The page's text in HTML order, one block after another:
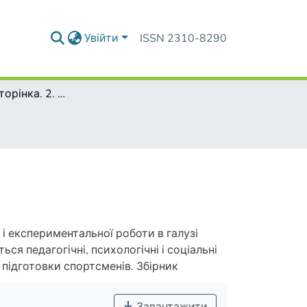
Увійти ISSN 2310-8290
1. Титульна сторінка. 2. Зміст збірника.
роботи в галузі
педагогічні, психологічні і соціальні
спортсменів. Збірник